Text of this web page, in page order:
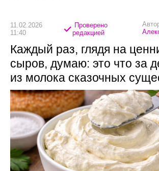
11.02.2026
11:40
Проверено
редакцией
Каждый раз, глядя на
сыров, думаю: это что за
из молока сказочных